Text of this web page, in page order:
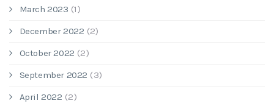
March 2023 (1)
December 2022 (2)
October 2022 (2)
September 2022 (3)
April 2022 (2)